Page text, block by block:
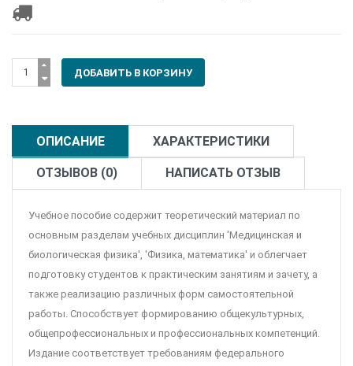
ОПИСАНИЕ ХАРАКТЕРИСТИКИ
ОТЗЫВОВ (0) НАПИСАТЬ ОТЗЫВ
Учебное пособие содержит теоретический материал по
основным разделам учебных дисциплин 'Медицинская и
биологическая физика', 'Физика, математика' и облегчает
подготовку студентов к практическим занятиям и зачету, а
также реализацию различных форм самостоятельной
работы. Способствует формированию общекультурных,
общепрофессиональных и профессиональных компетенций.
Издание соответствует требованиям федерального